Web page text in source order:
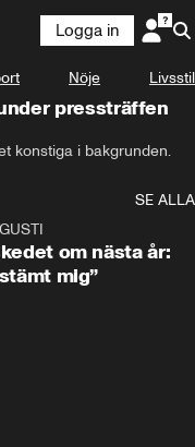
Logga in
Nöje Livsstil
pressträffen
konstiga i bakgrunden.
SE ALLA
om nästa år:
mig”